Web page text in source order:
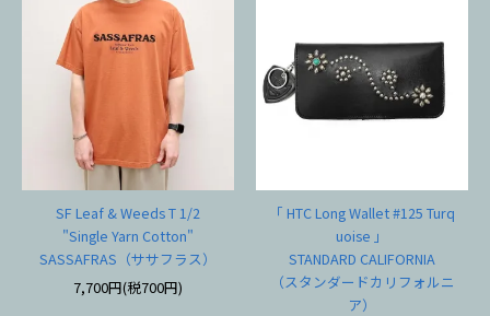
SF Leaf & Weeds T 1/2
"Single Yarn Cotton"
SASSAFRAS（ササフラス）
7,700円(税700円)
「 HTC Long Wallet #125 Turq
uoise 」
STANDARD CALIFORNIA
（スタンダードカリフォルニ
ア）